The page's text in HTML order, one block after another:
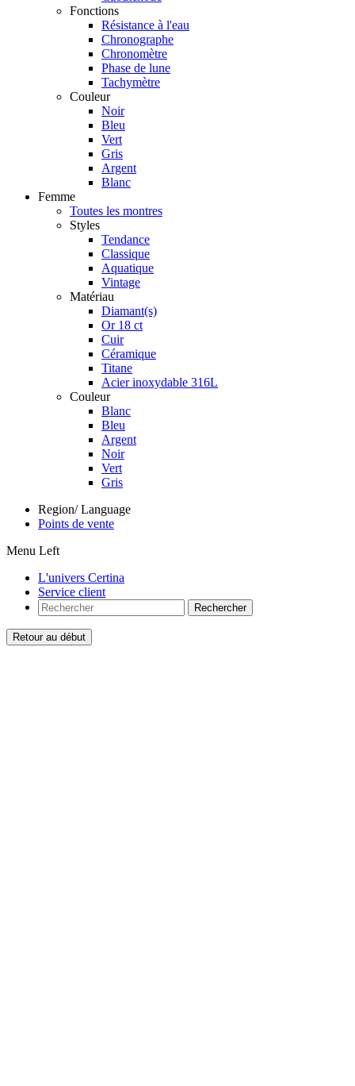
Fonctions
Résistance à l'eau
Chronographe
Chronomètre
Phase de lune
Tachymètre
Couleur
Noir
Bleu
Vert
Gris
Argent
Blanc
Femme
Toutes les montres
Styles
Tendance
Classique
Aquatique
Vintage
Matériau
Diamant(s)
Or 18 ct
Cuir
Céramique
Titane
Acier inoxydable 316L
Couleur
Blanc
Bleu
Argent
Noir
Vert
Gris
Region/ Language
Points de vente
Menu Left
L'univers Certina
Service client
Rechercher
Retour au début